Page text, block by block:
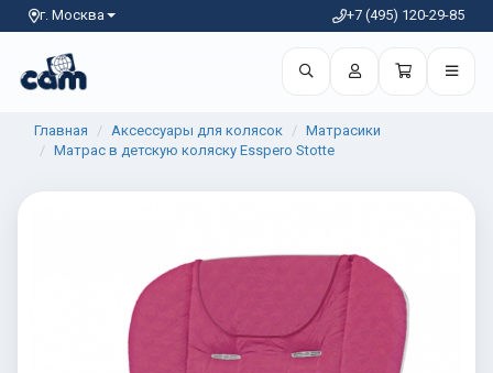
г. Москва +7 (495) 120-29-85
Главная Аксессуары для колясок
Матрасики
Матрас в детскую коляску Esspero Stotte